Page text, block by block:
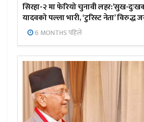
सिरहा-२ मा फेरियो चुनावी लहर:’सुख-
यादवको पल्ला भारी, ‘टुरिस्ट नेता’ विरुद्ध
6 MONTHS पहिले